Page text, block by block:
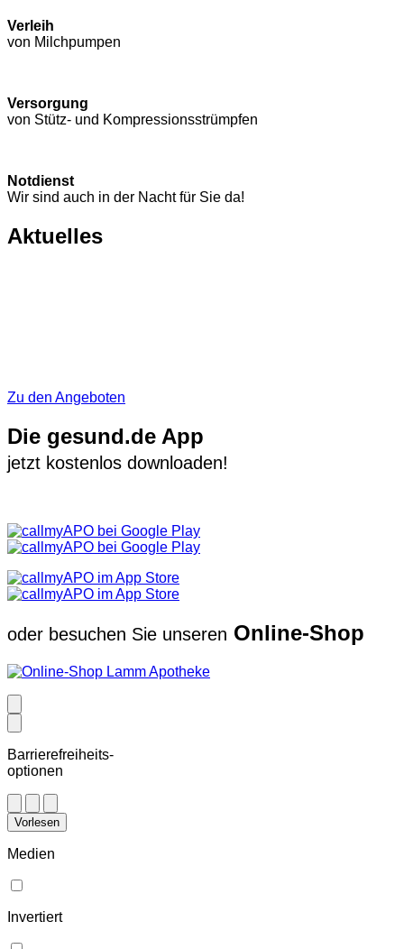
Verleih
von Milchpumpen
Versorgung
von Stütz- und Kompressions­strümpfen
Notdienst
Wir sind auch in der Nacht für Sie da!
Aktuelles
Zu den Angeboten
Die gesund.de App
jetzt kostenlos downloaden!
oder besuchen Sie unseren Online-Shop
Barrierefreiheits-
optionen
Vorlesen
Medien
Invertiert